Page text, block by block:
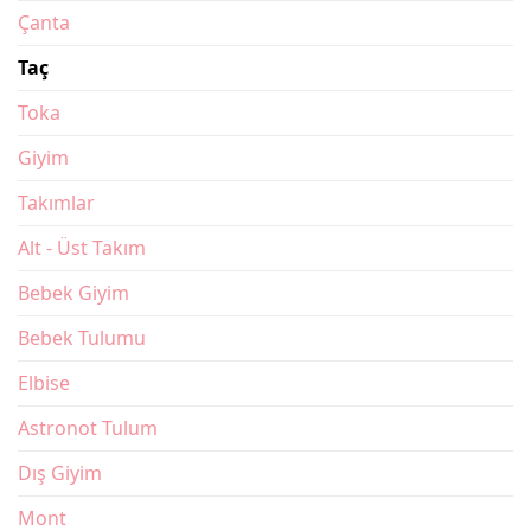
Çanta
Taç
Toka
Giyim
Takımlar
Alt - Üst Takım
Bebek Giyim
Bebek Tulumu
Elbise
Astronot Tulum
Dış Giyim
Mont